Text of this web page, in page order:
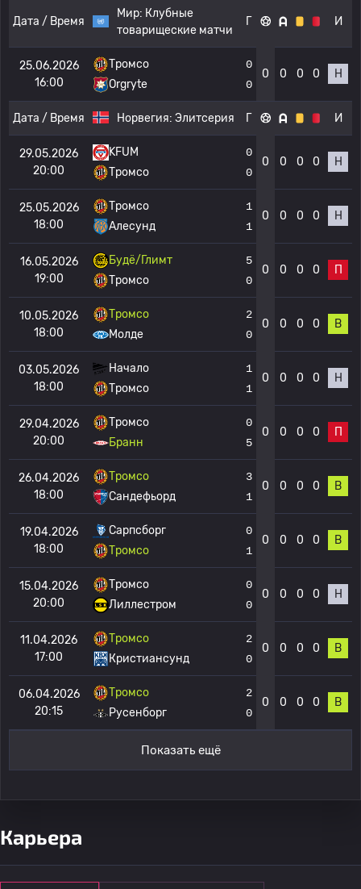
Дата / Время
Мир: Клубные
товарищеские матчи
Г И
25.06.2026
16:00
Тромсо
Orgryte
0
0
0 0 0 0 Н
Дата / Время Норвегия: Элитсерия Г И
29.05.2026
20:00
KFUM
Тромсо
0
0
0 0 0 0 Н
25.05.2026
18:00
Тромсо
Алесунд
1
1
0 0 0 0 Н
16.05.2026
19:00
Будё/Глимт
Тромсо
5
0
0 0 0 0 П
10.05.2026
18:00
Тромсо
Молде
2
0
0 0 0 0 В
03.05.2026
18:00
Начало
Тромсо
1
1
0 0 0 0 Н
29.04.2026
20:00
Тромсо
Бранн
0
5
0 0 0 0 П
26.04.2026
18:00
Тромсо
Сандефьорд
3
1
0 0 0 0 В
19.04.2026
18:00
Сарпсборг
Тромсо
0
1
0 0 0 0 В
15.04.2026
20:00
Тромсо
Лиллестром
0
0
0 0 0 0 Н
11.04.2026
17:00
Тромсо
Кристиансунд
2
0
0 0 0 0 В
06.04.2026
20:15
Тромсо
Русенборг
2
0
0 0 0 0 В
Показать ещё
Карьера